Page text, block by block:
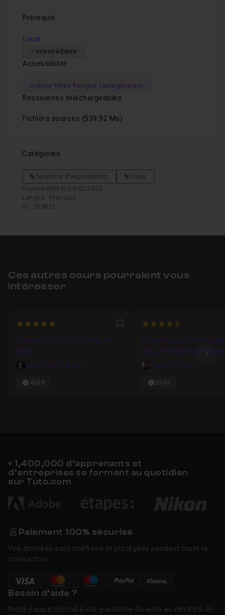
compétences précieuses et recherchées dans le
domaine de l'informatique.
Que vous soyez étudiant, professionnel ou simplement
passionné par la technologie, ma formation vous
Inscrivez-vous dès aujourd'hui et commencez votre
voyage vers la maîtrise de Linux !
Prérequis
Linux
Intermédiaire
Accessibilité
Sous-titres français (autogénérés)
Ressources téléchargeables
Fichiers sources (539.92 Mo)
Catégories
Système d'exploitation
Linux
Cours publié le 24/02/2025
Langue : Français
ID : 209621
Ces autres cours pourraient vous
intéresser
5 Favori
Formation À la découverte de
Linux
Jean-Michel Rosee
4h29
4.8823529411765
Installation et
Linux Ubuntu Desktop et
Ubuntu Serveur
Fabrice David
2h33
+ 1,400,000 d’apprenants et
d’entreprises se forment au quotidien
sur Tuto.com
Paiement 100% sécurisé
Vos données sont chiffrées et protégées pendant toute la
transaction.
Besoin d’aide ?
Notre équipe répond à vos questions du lundi au vendredi de